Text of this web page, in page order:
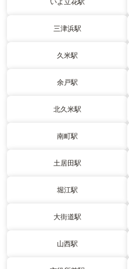
三津浜駅
久米駅
余戸駅
北久米駅
南町駅
土居田駅
堀江駅
大街道駅
山西駅